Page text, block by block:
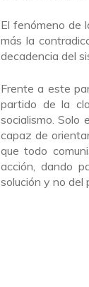
El fenómeno de
más la
decadencia del
Frente a este
partido de la
socialismo. Solo
capaz de
que todo
acción, dando
solución y no del